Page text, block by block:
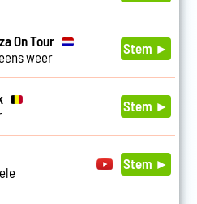
On Tour
weer
Stem ►
Stem ►
Stem ►